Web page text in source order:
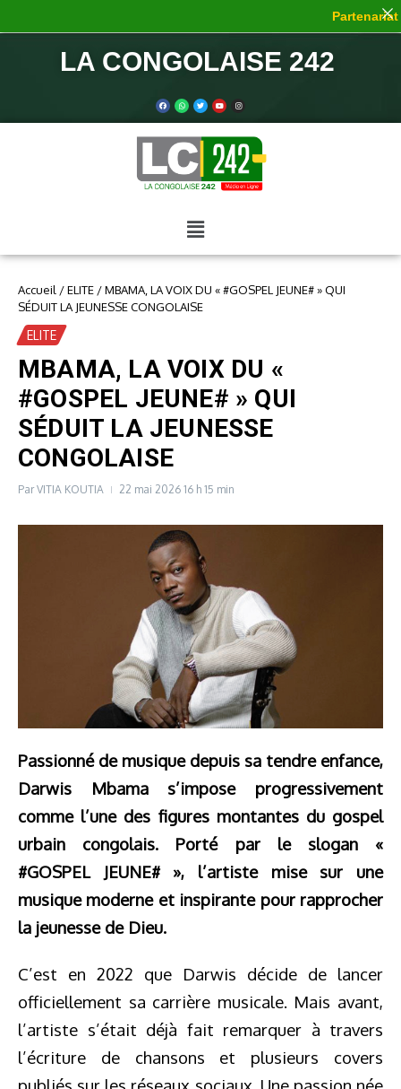
LA CONGOLAISE 242
Accueil /ELITE /MBAMA, LA VOIX DU « #GOSPEL JEUNE# » QUI
SÉDUIT LA JEUNESSE CONGOLAISE
ELITE
MBAMA, LA VOIX DU «
#GOSPEL JEUNE# » QUI
SÉDUIT LA JEUNESSE
CONGOLAISE
ParVITIA KOUTIA 22 mai 2026 16 h 15 min
Passionné de musique depuis sa tendre enfance,
Darwis Mbama s’impose progressivement
comme l’une des figures montantes du gospel
urbain congolais. Porté par le slogan «
#GOSPEL JEUNE# », l’artiste mise sur une
musique moderne et inspirante pour rapprocher
la jeunesse de Dieu.
C’est en 2022 que Darwis décide de lancer
officiellement sa carrière musicale. Mais avant,
l’artiste s’était déjà fait remarquer à travers
l’écriture de chansons et plusieurs covers
Partenariat